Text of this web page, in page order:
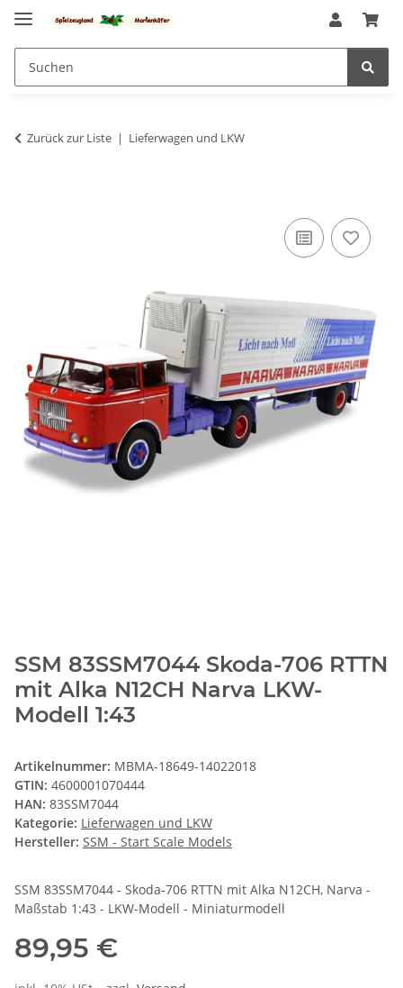
Zurück zur Liste Lieferwagen und LKW
SSM 83SSM7044 Skoda-706 RTTN
mit Alka N12CH Narva LKW-
Modell 1:43
Artikelnummer: MBMA-18649-14022018
GTIN: 4600001070444
HAN: 83SSM7044
Kategorie: Lieferwagen und LKW
Hersteller: SSM - Start Scale Models
SSM 83SSM7044 - Skoda-706 RTTN mit Alka N12CH, Narva -
Maßstab 1:43 - LKW-Modell - Miniaturmodell
89,95 €